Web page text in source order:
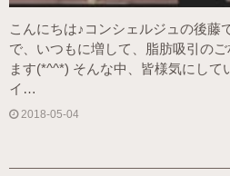
こんにちは♪コンシェルジュの後藤
で、いつもに増して、脂肪吸引の
ます(*^^*) そんな中、皆様気にして
イ…
2018-05-04